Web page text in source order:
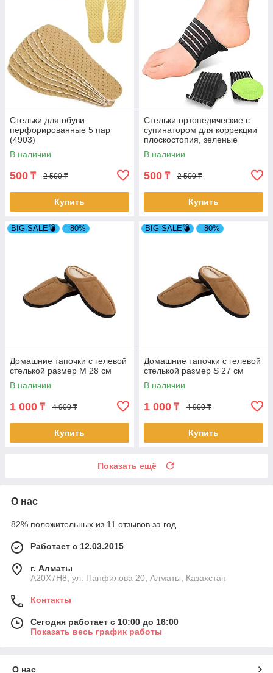
Стельки для обуви
перфорированные 5 пар
(4903)
В наличии
500 ₸ 2 500 ₸
Купить
Стельки ортопедические с
супинатором для коррекции
плоскостопия, зеленые
(4782-1)
В наличии
500 ₸ 2 500 ₸
Купить
BIG SALE💣 –80%
Домашние тапочки с гелевой
стелькой размер M 28 см
В наличии
1 000 ₸ 4 900 ₸
Купить
BIG SALE💣 –80%
Домашние тапочки с гелевой
стелькой размер S 27 см
В наличии
1 000 ₸ 4 900 ₸
Купить
Показать ещё
О нас
82% положительных из 11 отзывов за год
Работает с 12.03.2015
г. Алматы
A20X7H8, ул. Панфилова 20, Алматы, Казахстан
Контакты
Сегодня работает с 10:00 до 16:00
Показать весь график работы
О нас